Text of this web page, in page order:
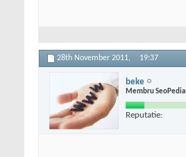
28th November 2011, 19:37
beke
Membru SeoPedia
Reputatie: